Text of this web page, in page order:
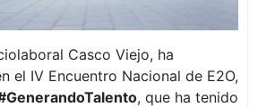
Casco Viejo, ha
el IV Encuentro Nacional de E2O,
, que ha tenido